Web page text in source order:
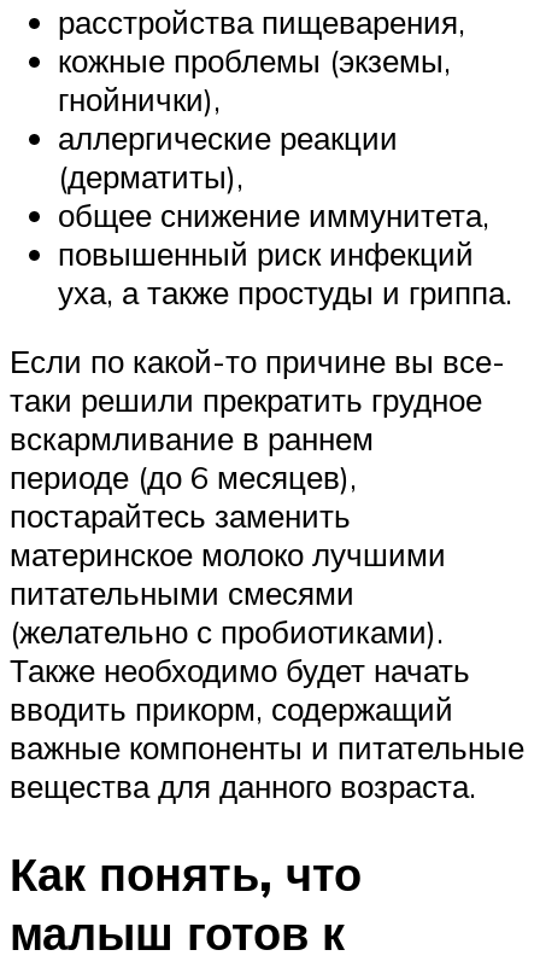
расстройства пищеварения,
кожные проблемы (экземы,
гнойнички),
аллергические реакции
(дерматиты),
общее снижение иммунитета,
повышенный риск инфекций
уха, а также простуды и гриппа.
Если по какой-то причине вы все-
таки решили прекратить грудное
вскармливание в раннем
периоде (до 6 месяцев),
постарайтесь заменить
материнское молоко лучшими
питательными смесями
(желательно с пробиотиками).
Также необходимо будет начать
вводить прикорм, содержащий
важные компоненты и питательные
вещества для данного возраста.
Как понять, что
малыш готов к